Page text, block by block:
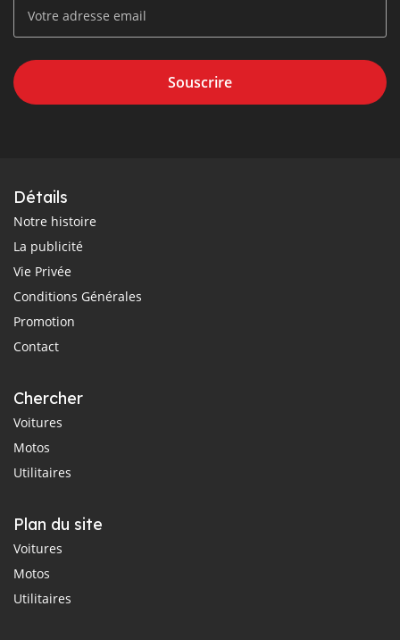
Souscrire
Détails
Notre histoire
La publicité
Vie Privée
Conditions Générales
Promotion
Contact
Chercher
Voitures
Motos
Utilitaires
Plan du site
Voitures
Motos
Utilitaires